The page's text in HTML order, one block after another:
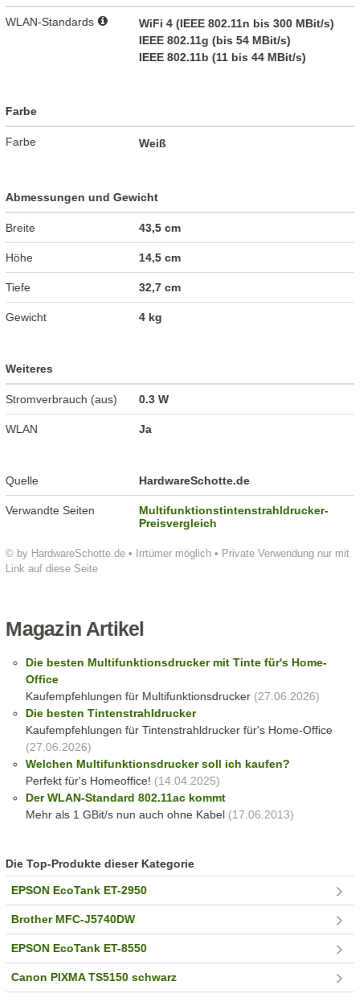
© by HardwareSchotte.de • Irrtümer möglich • Private Verwendung nur mit
Link auf diese Seite
WLAN-Standards
WiFi 4 (IEEE 802.11n bis 300 MBit/s)
IEEE 802.11g (bis 54 MBit/s)
IEEE 802.11b (11 bis 44 MBit/s)
Farbe
Farbe Weiß
Abmessungen und Gewicht
Breite 43,5 cm
Höhe 14,5 cm
Tiefe 32,7 cm
Gewicht 4 kg
Weiteres
Stromverbrauch (aus) 0.3 W
WLAN Ja
Quelle HardwareSchotte.de
Verwandte Seiten
Multifunktionstintenstrahldrucker-
Preisvergleich
Magazin Artikel
Die besten Multifunktionsdrucker mit Tinte für's Home-
Office
Kaufempfehlungen für Multifunktionsdrucker(27.06.2026)
Die besten Tintenstrahldrucker
Kaufempfehlungen für Tintenstrahldrucker für's Home-Office
(27.06.2026)
Welchen Multifunktionsdrucker soll ich kaufen?
Perfekt für's Homeoffice! (14.04.2025)
Der WLAN-Standard 802.11ac kommt
Mehr als 1 GBit/s nun auch ohne Kabel(17.06.2013)
Die Top-Produkte dieser Kategorie
EPSON EcoTank ET-2950
Brother MFC-J5740DW
EPSON EcoTank ET-8550
Canon PIXMA TS5150 schwarz